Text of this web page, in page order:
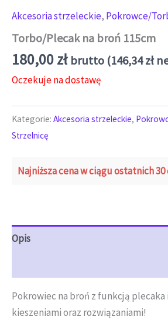
Akcesoria strzeleckie, Pokrowce/
Torbo/Plecak na broń 115cm
180,00zł brutto (146,34zł
Oczekuje na dostawę
Kategorie: Akcesoria strzeleckie,
Strzelnicę
Najniższa cena w ciągu ostatnich 30
Opis
Pokrowiec na broń z funkcją plecaka
kieszeniami oraz rozwiązaniami!